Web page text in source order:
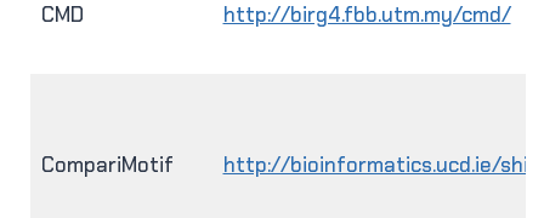
CMD http://birg4.fbb.utm.my/cmd/
CompariMotif http://bioinformatics.ucd.ie/